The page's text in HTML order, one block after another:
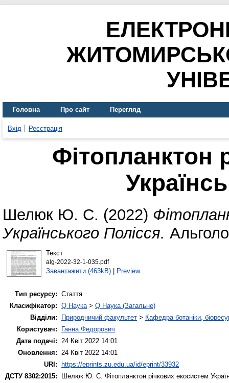
Головна Про сайт Перегляд
Вхід Реєстрація
Фітопланктон
Шелюк Ю. С. (2022)
Українського Полісся.
Текст
alg-2022-32-1-035.pdf
Завантажити (463kB)| Preview
Тип ресурсу: Стаття
Класифікатор: Q Наука> Q Наука (Загальне)
Відділи:
Природничий факультет > Кафедра ботаніки,
Користувач:
Ганна Федорович
Дата подачі: 24 Квіт 2022 14:01
Оновлення: 24 Квіт 2022 14:01
URI:
https://eprints.zu.edu.ua/id/eprint/33932
ДСТУ 8302:2015:
Шелюк Ю. С. Фітопланктон річкових екосистем